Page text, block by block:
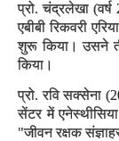
प्रो. चंद्रलेखा
एबीबी रिकवरी
शुरू किया। उसने
किया।
प्रो. रवि सक्सेना
सेंटर में
"जीवन रक्षक